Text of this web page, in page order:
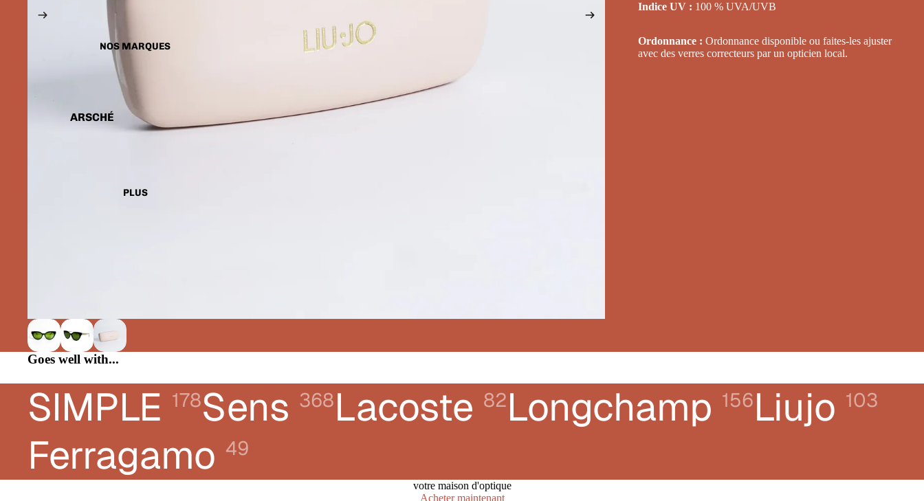
LUNETTES OPTIQUES
ENFANTSNOS MARQUES
ARSCHÉ
FRED
GUCCI
KARL LAGERFELD JEANS
LANVIN
LONGCHAMP
MONTBLANC
PLUS
Indice UV : 100 % UVA/UVB
Ordonnance : Ordonnance disponible ou faites-les ajuster
avec des verres correcteurs par un opticien local.
Goes well with...
SIMPLE 178Sens 368Lacoste 82Longchamp 156Liujo 103
Ferragamo 49
votre maison d'optique
Acheter maintenant